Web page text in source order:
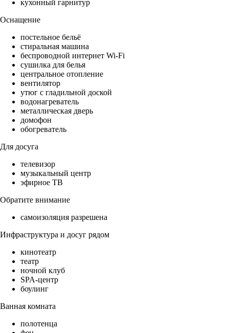
кухонный гарнитур
Оснащение
постельное бельё
стиральная машина
беспроводной интернет Wi-Fi
сушилка для белья
центральное отопление
вентилятор
утюг с гладильной доской
водонагреватель
металлическая дверь
домофон
обогреватель
Для досуга
телевизор
музыкальный центр
эфирное ТВ
Обратите внимание
самоизоляция разрешена
Инфраструктура и досуг рядом
кинотеатр
театр
ночной клуб
SPA-центр
боулинг
Ванная комната
полотенца